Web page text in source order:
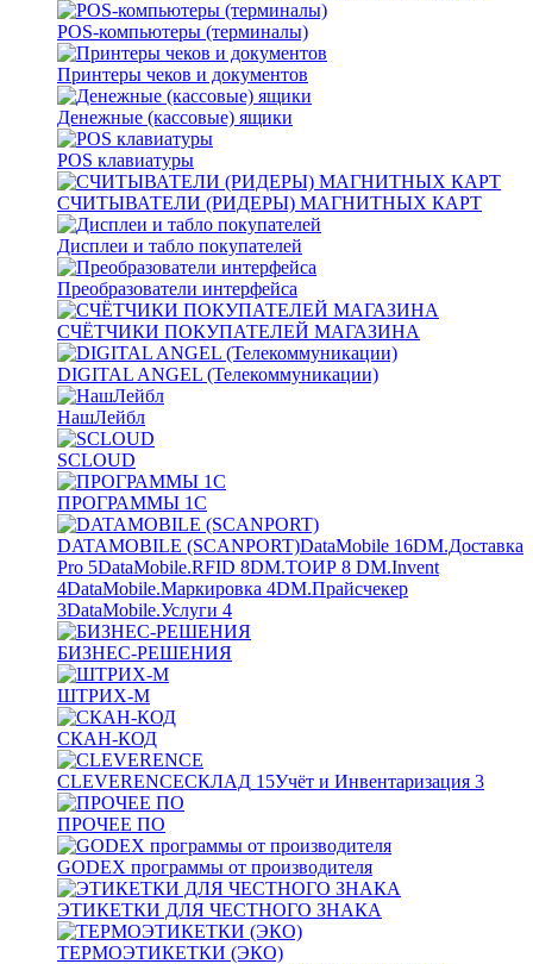
POS-компьютеры (терминалы)
Принтеры чеков и документов
Денежные (кассовые) ящики
POS клавиатуры
СЧИТЫВАТЕЛИ (РИДЕРЫ) МАГНИТНЫХ КАРТ
Дисплеи и табло покупателей
Преобразователи интерфейса
СЧЁТЧИКИ ПОКУПАТЕЛЕЙ МАГАЗИНА
DIGITAL ANGEL (Телекоммуникации)
НашЛейбл
SCLOUD
ПРОГРАММЫ 1С
DATAMOBILE (SCANPORT)DataMobile 16DM.Доставка
Pro 5DataMobile.RFID 8DM.ТОИР 8 DM.Invent
4DataMobile.Маркировка 4DM.Прайсчекер
3DataMobile.Услуги 4
БИЗНЕС-РЕШЕНИЯ
ШТРИХ-М
СКАН-КОД
CLEVERENCEСКЛАД 15Учёт и Инвентаризация 3
ПРОЧЕЕ ПО
GODEX программы от производителя
ЭТИКЕТКИ ДЛЯ ЧЕСТНОГО ЗНАКА
ТЕРМОЭТИКЕТКИ (ЭКО)